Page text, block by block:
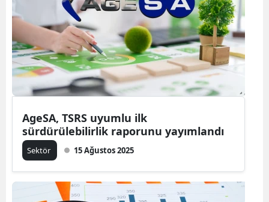
AgeSA, TSRS uyumlu ilk
sürdürülebilirlik raporunu yayımlandı
Sektör 15 Ağustos 2025